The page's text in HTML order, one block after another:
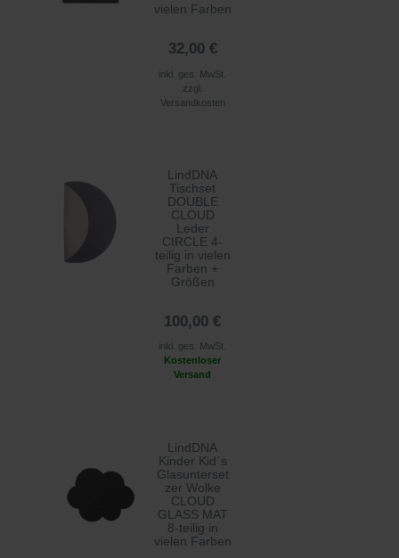
vielen Farben
32,00 €
inkl. ges. MwSt.
zzgl.
Versandkosten
LindDNA
Tischset
DOUBLE
CLOUD
Leder
CIRCLE 4-
teilig in vielen
Farben +
Größen
100,00 €
inkl. ges. MwSt.
Kostenloser
Versand
LindDNA
Kinder Kid´s
Glasunterset
zer Wolke
CLOUD
GLASS MAT
8-teilig in
vielen Farben